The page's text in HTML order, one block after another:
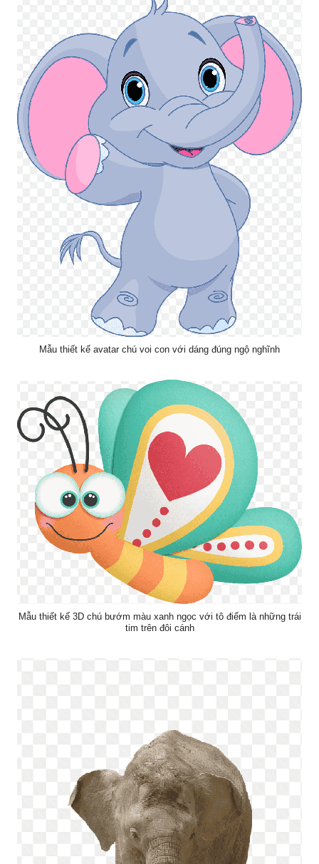
Mẫu thiết kế avatar chú voi con với dáng đúng ngộ nghĩnh
Mẫu thiết kế 3D chú bướm màu xanh ngọc với tô điểm là những trái
tim trên đôi cánh